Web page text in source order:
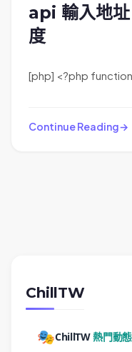
api 輸入地
度
[php] <?php function
Continue Reading
ChillTW